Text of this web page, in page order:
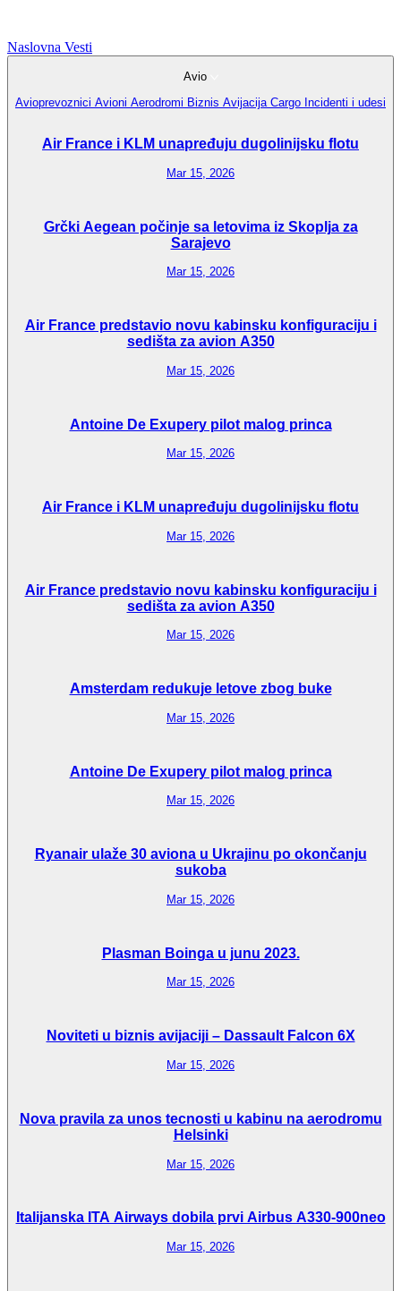
Naslovna Vesti
Avio
Avioprevoznici Avioni Aerodromi Biznis Avijacija Cargo Incidenti i udesi
Air France i KLM unapređuju dugolinijsku flotu
Mar 15, 2026
Grčki Aegean počinje sa letovima iz Skoplja za
Sarajevo
Mar 15, 2026
Air France predstavio novu kabinsku konfiguraciju i
sedišta za avion A350
Mar 15, 2026
Antoine De Exupery pilot malog princa
Mar 15, 2026
Air France i KLM unapređuju dugolinijsku flotu
Mar 15, 2026
Air France predstavio novu kabinsku konfiguraciju i
sedišta za avion A350
Mar 15, 2026
Amsterdam redukuje letove zbog buke
Mar 15, 2026
Antoine De Exupery pilot malog princa
Mar 15, 2026
Ryanair ulaže 30 aviona u Ukrajinu po okončanju
sukoba
Mar 15, 2026
Plasman Boinga u junu 2023.
Mar 15, 2026
Noviteti u biznis avijaciji – Dassault Falcon 6X
Mar 15, 2026
Nova pravila za unos tecnosti u kabinu na aerodromu
Helsinki
Mar 15, 2026
Italijanska ITA Airways dobila prvi Airbus A330-900neo
Mar 15, 2026